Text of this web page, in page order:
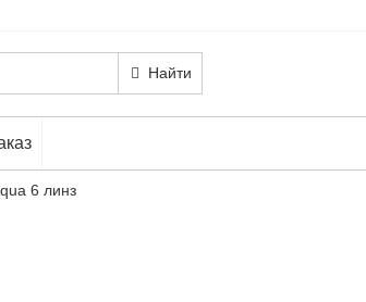
Найти
6 линз